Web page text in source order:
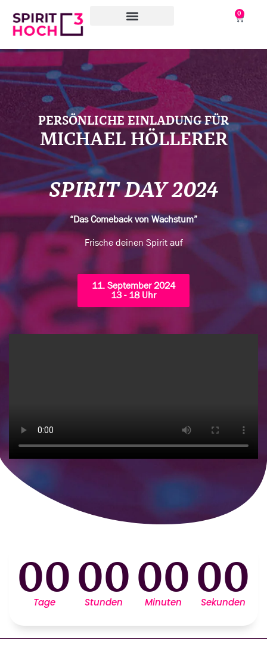
0
PERSÖNLICHE EINLADUNG FÜR
MICHAEL HÖLLERER
SPIRIT DAY 2024
“Das Comeback von Wachstum”
Frische deinen Spirit auf
11. September 2024
13 - 18 Uhr
00
Tage
00
Stunden
00
Minuten
00
Sekunden